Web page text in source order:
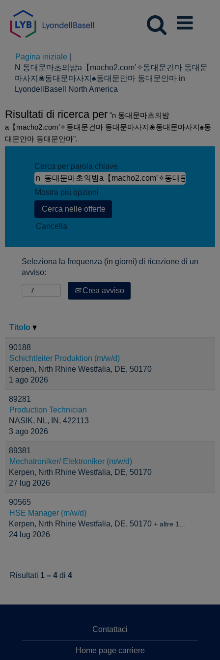
Pagina iniziale
N 동대문마초의밤а【macho2.com’✧동대문건마 동대문
마사지❀동대문마사지♠동대문안마 동대문안마 in
LyondellBasell North America
Risultati di ricerca per "n 동대문마초의밤
а【macho2.com’✧동대문건마 동대문마사지❀동대문마사지♠동
대문안마 동대문안마".
Cerca per parola chiave
Mostra più opzioni
Cancella
Seleziona la frequenza (in giorni) di ricezione di un
avviso:
Crea avviso
Titolo
90188
Schichtleiter Produktion (m/w/d)
Kerpen, Nrth Rhine Westfalia, DE, 50170
1 ago 2026
89281
Production Technician
NASIK, NL, IN, 422113
3 ago 2026
89381
Mechatroniker/ Elektroniker (m/w/d)
Kerpen, Nrth Rhine Westfalia, DE, 50170
27 lug 2026
90565
HSE Manager (m/w/d)
Kerpen, Nrth Rhine Westfalia, DE, 50170 + altre 1…
24 lug 2026
Risultati 1 – 4 di 4
Contattaci
Home page carriere